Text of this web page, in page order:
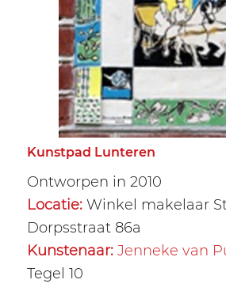
Kunstpad Lunteren
Ontworpen in 2010
Locatie:Winkel makelaar
Dorpsstraat 86a
Kunstenaar: Jenneke van
Tegel 10